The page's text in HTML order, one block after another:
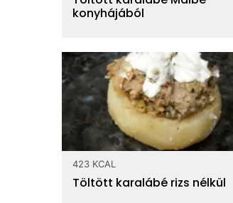
konyhájából
423 KCAL
Töltött karalábé rizs nélkül